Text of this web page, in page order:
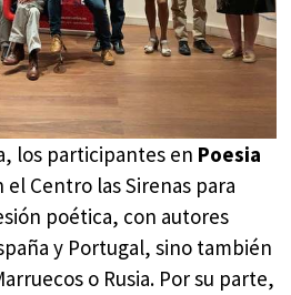
los participantes en Poesia
Centro las Sirenas para
poética, con autores
y Portugal, sino también
o Rusia. Por su parte,